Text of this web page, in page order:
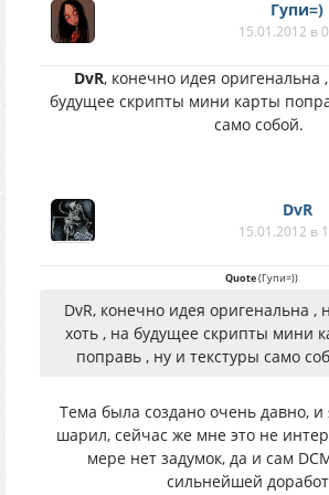
Гупи=)
15.01.2012 в
DvR, конечно идея оригенальна
будущее скрипты мини карты
само собой.
DvR
15.01.2012 в
Quote(Гупи=))
DvR, конечно идея оригенальна ,
хоть , на будущее скрипты мини
поправь , ну и текстуры само
Тема была создано очень давно, и
шарил, сейчас же мне это не
мере нет задумок, да и сам
сильнейшей